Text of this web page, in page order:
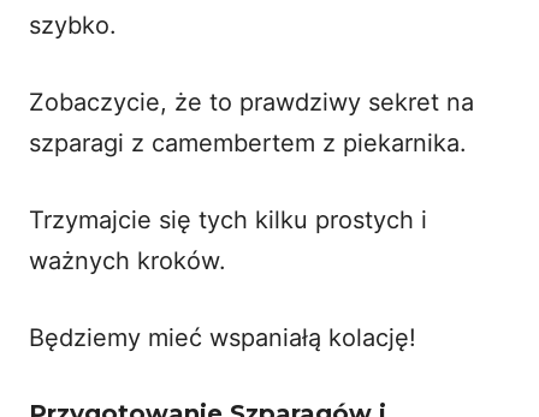
szybko.
Zobaczycie, że to prawdziwy sekret na
szparagi z camembertem z piekarnika.
Trzymajcie się tych kilku prostych i
ważnych kroków.
Będziemy mieć wspaniałą kolację!